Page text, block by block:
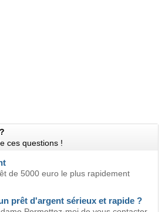
ces questions !
de 5000 euro le plus rapidement
prêt d'argent sérieux et rapide ?